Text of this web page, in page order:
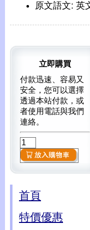
原文語文: 英
立即購買
付款迅速、容易又
安全，您可以選擇
透過本站付款，或
者使用電話與我們
連絡。
首頁
特價優惠